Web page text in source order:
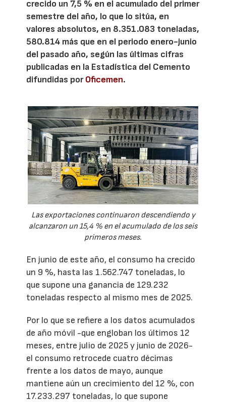
crecido un 7,5 % en el acumulado del primer
semestre del año, lo que lo sitúa, en
valores absolutos, en 8.351.083 toneladas,
580.814 más que en el periodo enero-junio
del pasado año, según las últimas cifras
publicadas en la Estadística del Cemento
difundidas porOficemen.
Las exportaciones continuaron descendiendo y
alcanzaron un 15,4 % en el acumulado de los seis
primeros meses.
En junio de este año, el consumo ha crecido
un 9 %, hasta las 1.562.747 toneladas, lo
que supone una ganancia de 129.232
toneladas respecto al mismo mes de 2025.
Por lo que se refiere a los datos acumulados
de año móvil -que engloban los últimos 12
meses, entre julio de 2025 y junio de 2026-
el consumo retrocede cuatro décimas
frente a los datos de mayo, aunque
mantiene aún un crecimiento del 12 %, con
17.233.297 toneladas, lo que supone